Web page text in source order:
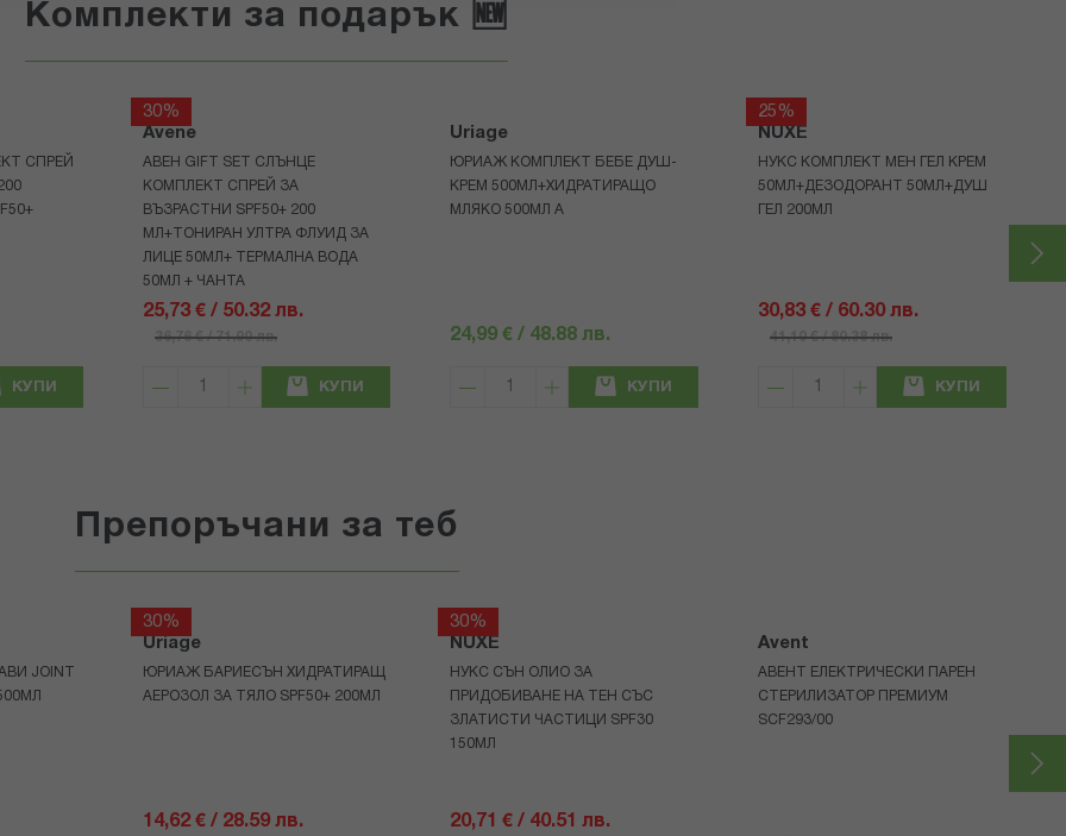
Комплекти за подарък 🆕
СПРЕЙ
КУПИ
30%
Avene
АВЕН GIFT SET СЛЪНЦЕ
КОМПЛЕКТ СПРЕЙ ЗА
ВЪЗРАСТНИ SPF50+ 200
МЛ+ТОНИРАН УЛТРА ФЛУИД ЗА
ЛИЦЕ 50МЛ+ ТЕРМАЛНА ВОДА
50МЛ + ЧАНТА
25,73 € / 50.32 лв.
36,76 € / 71.90 лв.
КУПИ
Uriage
ЮРИАЖ КОМПЛЕКТ БЕБЕ ДУШ-
КРЕМ 500МЛ+ХИДРАТИРАЩО
МЛЯКО 500МЛ A
24,99 € / 48.88 лв.
КУПИ
25%
NUXE
НУКС КОМПЛЕКТ МЕН ГЕЛ КРЕМ
50МЛ+ДЕЗОДОРАНТ 50МЛ+ДУШ
ГЕЛ 200МЛ
30,83 € / 60.30 лв.
41,10 € / 80.38 лв.
КУПИ
Препоръчани за теб
JOINT
30%
Uriage
ЮРИАЖ БАРИЕСЪН ХИДРАТИРАЩ
АЕРОЗОЛ ЗА ТЯЛО SPF50+ 200МЛ
14,62 € / 28.59 лв.
30%
NUXE
НУКС СЪН ОЛИО ЗА
ПРИДОБИВАНЕ НА ТЕН СЪС
ЗЛАТИСТИ ЧАСТИЦИ SPF30
150МЛ
20,71 € / 40.51 лв.
Avent
АВЕНТ ЕЛЕКТРИЧЕСКИ ПАРЕН
СТЕРИЛИЗАТОР ПРЕМИУМ
SCF293/00